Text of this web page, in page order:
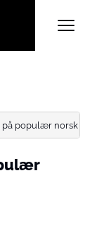
populær norsk